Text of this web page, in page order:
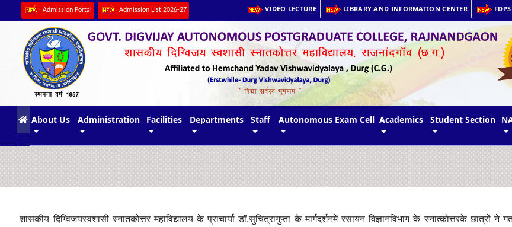
Admission Portal Admission List 2026-27 VIDEO LECTURE LIBRARY AND INFORMATION CENTER FDPS
(current)
About Us Administration Facilities Departments Staff Autonomous Exam Cell Academics Student Section
शासकीय दिग्विजयस्वशासी स्नातकोत्तर महाविद्यालय के प्राचार्या डॉ.सुचित्रागुप्ता के मार्गदर्शनमें रसायन विज्ञानविभाग के स्नात्कोत्तरके छात्रों ने